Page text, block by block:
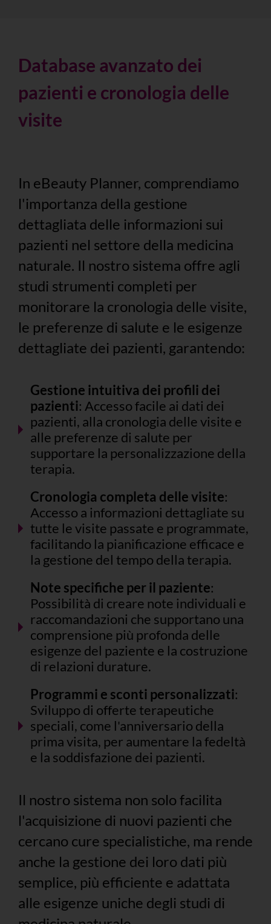
Database avanzato dei
pazienti e cronologia delle
visite
In eBeauty Planner, comprendiamo
l'importanza della gestione
dettagliata delle informazioni sui
pazienti nel settore della medicina
naturale. Il nostro sistema offre agli
studi strumenti completi per
monitorare la cronologia delle visite,
le preferenze di salute e le esigenze
dettagliate dei pazienti, garantendo:
Gestione intuitiva dei profili dei
pazienti: Accesso facile ai dati dei
pazienti, alla cronologia delle visite e
alle preferenze di salute per
supportare la personalizzazione della
terapia.
Cronologia completa delle visite:
Accesso a informazioni dettagliate su
tutte le visite passate e programmate,
facilitando la pianificazione efficace e
la gestione del tempo della terapia.
Note specifiche per il paziente:
Possibilità di creare note individuali e
raccomandazioni che supportano una
comprensione più profonda delle
esigenze del paziente e la costruzione
di relazioni durature.
Programmi e sconti personalizzati:
Sviluppo di offerte terapeutiche
speciali, come l'anniversario della
prima visita, per aumentare la fedeltà
e la soddisfazione dei pazienti.
Il nostro sistema non solo facilita
l'acquisizione di nuovi pazienti che
cercano cure specialistiche, ma rende
anche la gestione dei loro dati più
semplice, più efficiente e adattata
alle esigenze uniche degli studi di